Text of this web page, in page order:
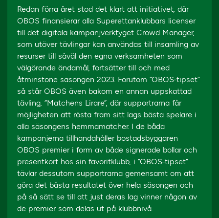
Redan förra året stod det klart att initiativet, där
OBOS finansierar alla Superettanklubbars licenser
till det digitala kampanjverktyget Crowd Manager,
som utöver tävlingar kan användas till insamling av
resurser till såväl den egna verksamheten som
välgörande ändamål, fortsätter till och med
åtminstone säsongen 2023. Förutom ”OBOS-tipset”
så står OBOS även bakom en annan uppskattad
tävling, ”Matchens Lirare”, där supportrarna får
möjligheten att rösta fram sitt lags bästa spelare i
alla säsongens hemmamatcher. I de båda
kampanjerna tillhandahåller bostadsbyggaren
OBOS premier i form av både signerade bollar och
presentkort hos sin favoritklubb, i ”OBOS-tipset”
tävlar dessutom supportrarna gemensamt om att
göra det bästa resultatet över hela säsongen och
på så sätt se till att just deras lag vinner någon av
de premier som delas ut på klubbnivå.